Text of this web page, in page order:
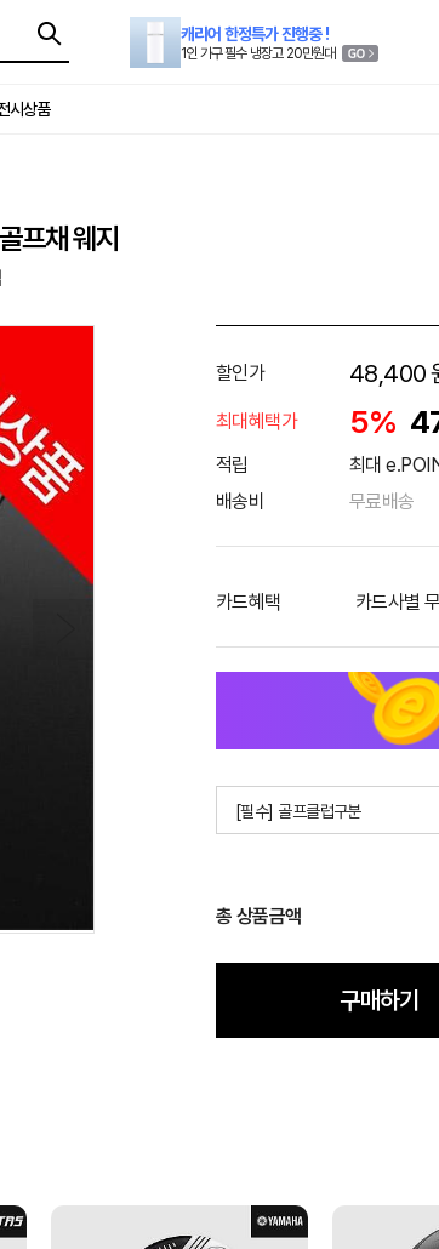
캐리어 한정특가 진행중 !
1인 가구 필수 냉장고 20만원대
시상품
프채 웨지
할인가 48,400
최대혜택가
5%
적립 최대
배송비 무료배송
카드혜택 카드사별
[필수] 골프클럽구분
총 상품금액
구매하기